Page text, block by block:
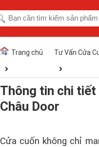
Trang chủ Tư Vấn Cửa
Thông tin chi tiết
Châu Door
Cửa cuốn không chỉ